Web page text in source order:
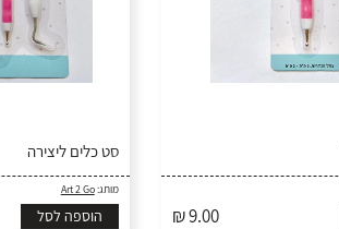
₪ 9.00
סט כלים ליצירה
מותג:Art 2 Go
הוספה לסל